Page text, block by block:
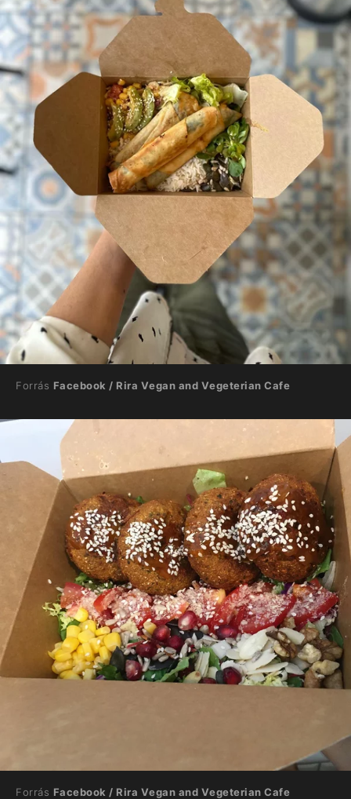
Forrás Facebook / Rira Vegan and Vegeterian Cafe
Forrás Facebook / Rira Vegan and Vegeterian Cafe